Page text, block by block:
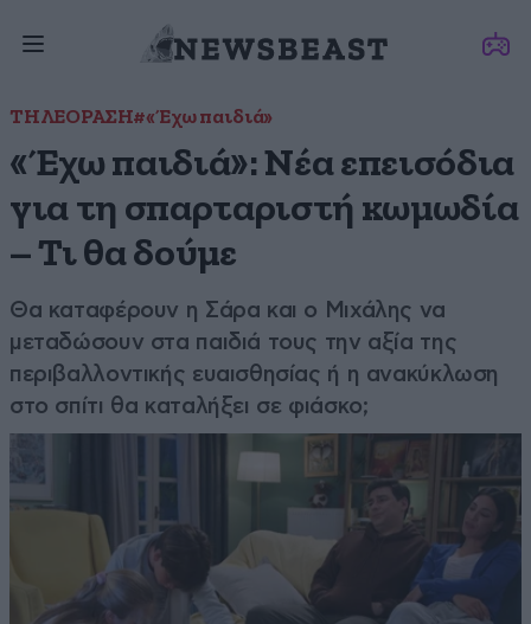
ΤΗΛΕΟΡΑΣΗ#«Έχω παιδιά»
«Έχω παιδιά»: Νέα επεισόδια
για τη σπαρταριστή κωμωδία
– Τι θα δούμε
Θα καταφέρουν η Σάρα και ο Μιχάλης να
μεταδώσουν στα παιδιά τους την αξία της
περιβαλλοντικής ευαισθησίας ή η ανακύκλωση
στο σπίτι θα καταλήξει σε φιάσκο;